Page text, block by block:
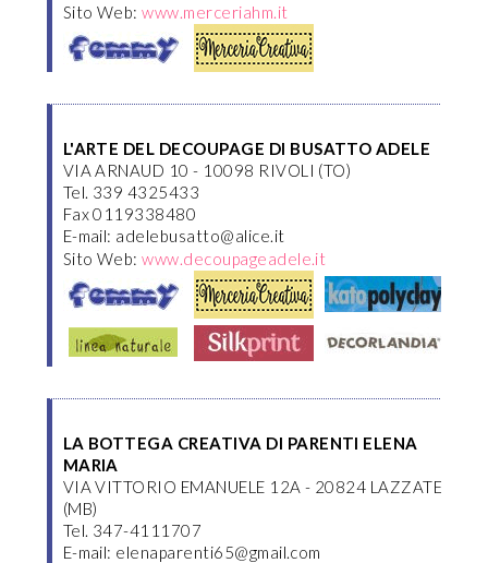
Sito Web:www.merceriahm.it
L'ARTE DEL DECOUPAGE DI BUSATTO ADELE
VIA ARNAUD 10 - 10098 RIVOLI (TO)
Tel. 339 4325433
Fax 0119338480
E-mail: adelebusatto@alice.it
Sito Web:www.decoupageadele.it
LA BOTTEGA CREATIVA DI PARENTI ELENA
MARIA
VIA VITTORIO EMANUELE 12A - 20824 LAZZATE
(MB)
Tel. 347-4111707
E-mail: elenaparenti65@gmail.com